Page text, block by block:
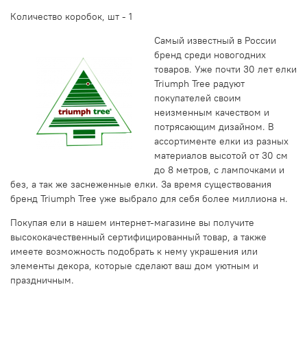
Количество коробок, шт - 1
Самый известный в России
бренд среди новогодних
товаров. Уже почти 30 лет елки
Triumph Tree радуют
покупателей своим
неизменным качеством и
потрясающим дизайном. В
ассортименте елки из разных
материалов высотой от 30 см
до 8 метров, с лампочками и
без, а так же заснеженные елки. За время существования
бренд Triumph Tree уже выбрало для себя более миллиона н.
Покупая ели в нашем интернет-магазине вы получите
высококачественный сертифицированный товар, а также
имеете возможность подобрать к нему украшения или
элементы декора, которые сделают ваш дом уютным и
праздничным.